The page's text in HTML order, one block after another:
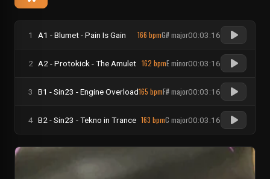
1 A1 - Blumet - Pain Is Gain 166 bpmG# major00:03:16
2 A2 - Protokick - The Amulet 162 bpmE minor00:03:16
3 B1 - Sin23 - Engine Overload165 bpmF# major00:03:16
4 B2 - Sin23 - Tekno in Trance 163 bpmC major00:03:16